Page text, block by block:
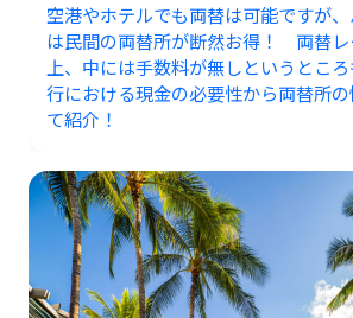
空港やホテルでも両替は可能ですが
は民間の両替所が断然お得！ 両替
上、中には手数料が無しというとこ
行における現金の必要性から両替所
て紹介！